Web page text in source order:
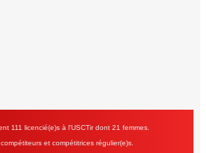
111 licencié(e)s à l'USCTir dont 21 femmes.
et compétitrices régulier(e)s.